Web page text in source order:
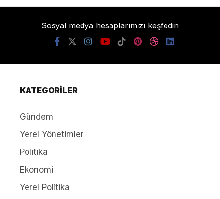
Sosyal medya hesaplarımızı keşfedin
KATEGORİLER
Gündem
Yerel Yönetimler
Politika
Ekonomi
Yerel Politika